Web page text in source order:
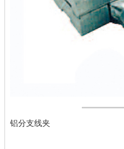
铝分支线夹